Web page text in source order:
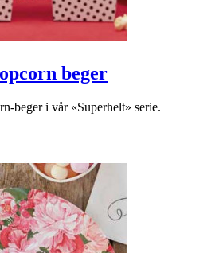
beger
beger i vår «Superhelt» serie.